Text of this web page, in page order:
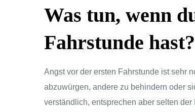
Was tun, wenn
Fahrstunde hast?
Angst vor der ersten Fahrstunde ist sehr
abzuwürgen, andere zu behindern oder
verständlich, entsprechen aber selten der